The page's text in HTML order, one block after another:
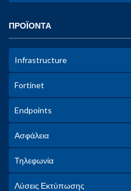
ΠΡΟΪΟΝΤΑ
Infrastructure
Fortinet
Endpoints
Ασφάλεια
Τηλεφωνία
Λύσεις Εκτύπωσης